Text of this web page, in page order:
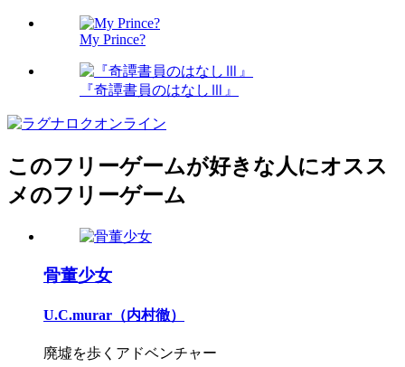
My Prince?
『奇譚書員のはなしⅢ』
このフリーゲームが好きな人にオスス
メのフリーゲーム
骨董少女
U.C.murar（内村徹）
廃墟を歩くアドベンチャー